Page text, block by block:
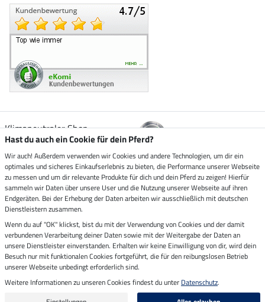
Klimaneutraler Shop
Zustellung durch
Sicher bezahlen mit
Vorkasse
Impressum
Letzte Aktualisierung am 09.08.2026 um 14:26
Hast du auch ein Cookie für dein Pferd?
Wir auch! Außerdem verwenden wir Cookies und andere Technologien, um dir ein
optimales und sicheres Einkaufserlebnis zu bieten, die Performance unserer Webseite
zu messen und um dir relevante Produkte für dich und dein Pferd zu zeigen! Hierfür
sammeln wir Daten über unsere User und die Nutzung unserer Webseite auf ihren
Endgeräten. Bei der Erhebung der Daten arbeiten wir ausschließlich mit deutschen
Dienstleistern zusammen.
Wenn du auf "OK" klickst, bist du mit der Verwendung von Cookies und der damit
verbundenen Verarbeitung deiner Daten sowie mit der Weitergabe der Daten an
unsere Dienstleister einverstanden. Erhalten wir keine Einwilligung von dir, wird dein
Besuch nur mit funktionalen Cookies fortgeführt, die für den reibungslosen Betrieb
unserer Webseite unbedingt erforderlich sind.
Weitere Informationen zu unseren Cookies findest du unter Datenschutz.